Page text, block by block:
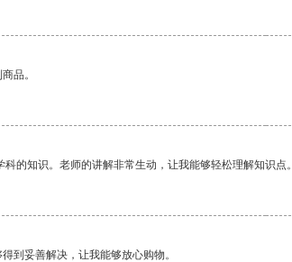
品。
的知识。老师的讲解非常生动，让我能够轻松理解知识点。
到妥善解决，让我能够放心购物。